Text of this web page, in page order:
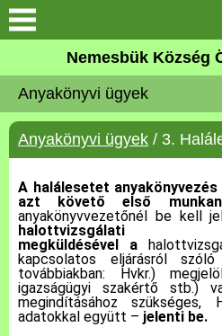
Keresés
Önkormányzat
Közös Önkormányzati
Hivatal
Zalaköveskút
Művelődési ház
Elérhetőség
Nemesbük Község
Anyakönyvi ügyek
Anyakönyvi ügyek / 3.
A halálesetet
azt követő első
anyakönyvvezetőnél be kell
halottvizsgálati
megküldésével a
kapcsolatos eljárásról szóló
továbbiakban: Hvkr.)
igazságügyi szakértő stb.)
megindításához szükséges,
adatokkal együtt – jelenti be.